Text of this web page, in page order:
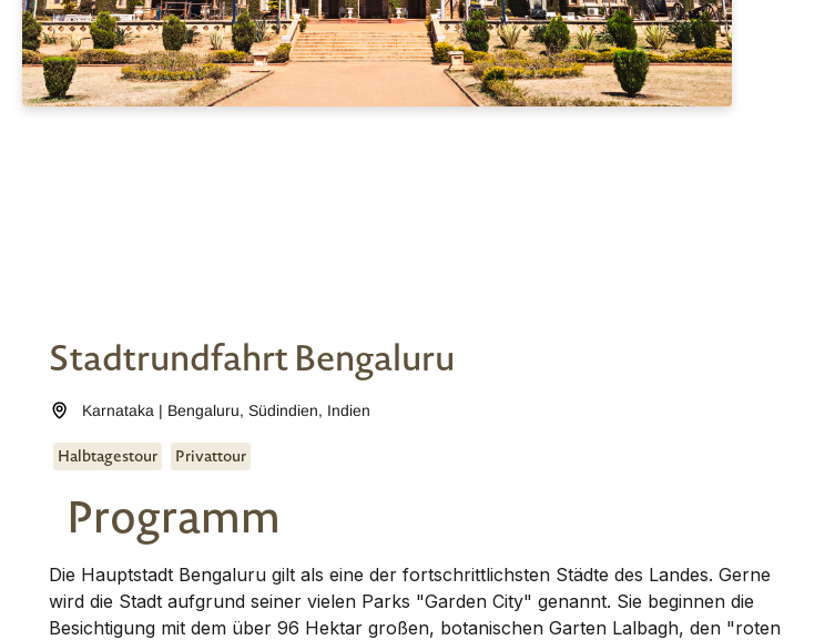
Stadtrundfahrt Bengaluru
Karnataka | Bengaluru,Südindien, Indien
Halbtagestour Privattour
Programm
Die Hauptstadt Bengaluru gilt als eine der fortschrittlichsten Städte des Landes. Gerne
wird die Stadt aufgrund seiner vielen Parks "Garden City" genannt. Sie beginnen die
Besichtigung mit dem über 96 Hektar großen, botanischen Garten Lalbagh, den "roten